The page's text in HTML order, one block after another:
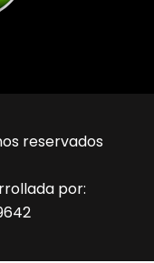
reservados
por: